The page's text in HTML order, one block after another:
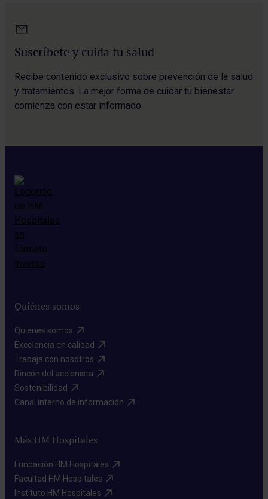
Suscríbete y cuida tu salud
Recibe contenido exclusivo sobre prevención de la salud
y tratamientos. La mejor forma de cuidar tu bienestar
comienza con estar informado.
Quiénes somos
Quienes somos​
Excelencia en calidad​
Trabaja con nosotros​
Rincón del accionista​
Sostenibilidad​
Canal interno de información​
Más HM Hospitales
Fundación HM Hospitales​
Facultad HM Hospitales​
Instituto HM Hospitales​